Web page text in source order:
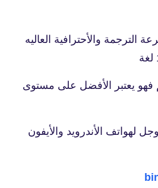
الترجمة والأحترافية العاليه
فهو يعتبر الأفضل على مستوى
لهواتف الأندرويد والأيفون